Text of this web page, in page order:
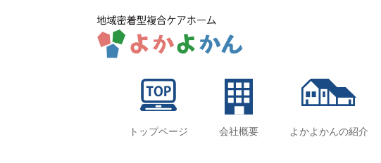
トップページ 会社概要 よかよかんの紹介